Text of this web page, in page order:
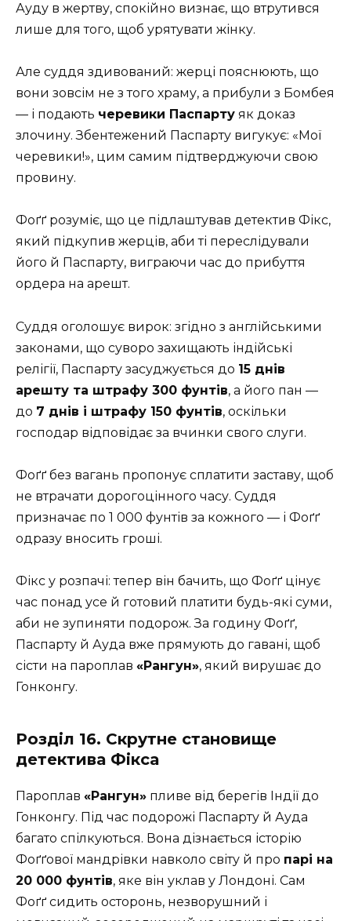
Ауду в жертву, спокійно визнає, що втрутився
лише для того, щоб урятувати жінку.
Але суддя здивований: жерці пояснюють, що
вони зовсім не з того храму, а прибули з Бомбея
— і подають черевики Паспарту як доказ
злочину. Збентежений Паспарту вигукує: «Мої
черевики!», цим самим підтверджуючи свою
провину.
Фоґґ розуміє, що це підлаштував детектив Фікс,
який підкупив жерців, аби ті переслідували
його й Паспарту, виграючи час до прибуття
ордера на арешт.
Суддя оголошує вирок: згідно з англійськими
законами, що суворо захищають індійські
релігії, Паспарту засуджується до 15 днів
арешту та штрафу 300 фунтів, а його пан —
до 7 днів і штрафу 150 фунтів, оскільки
господар відповідає за вчинки свого слуги.
Фоґґ без вагань пропонує сплатити заставу, щоб
не втрачати дорогоцінного часу. Суддя
призначає по 1 000 фунтів за кожного — і Фоґґ
одразу вносить гроші.
Фікс у розпачі: тепер він бачить, що Фоґґ цінує
час понад усе й готовий платити будь-які суми,
аби не зупиняти подорож. За годину Фоґґ,
Паспарту й Ауда вже прямують до гавані, щоб
сісти на пароплав «Рангун», який вирушає до
Гонконгу.
Розділ 16. Скрутне становище
детектива Фікса
Пароплав «Рангун» пливе від берегів Індії до
Гонконгу. Під час подорожі Паспарту й Ауда
багато спілкуються. Вона дізнається історію
Фоґґової мандрівки навколо світу й про парі на
20 000 фунтів, яке він уклав у Лондоні. Сам
Фоґґ сидить осторонь, незворушний і